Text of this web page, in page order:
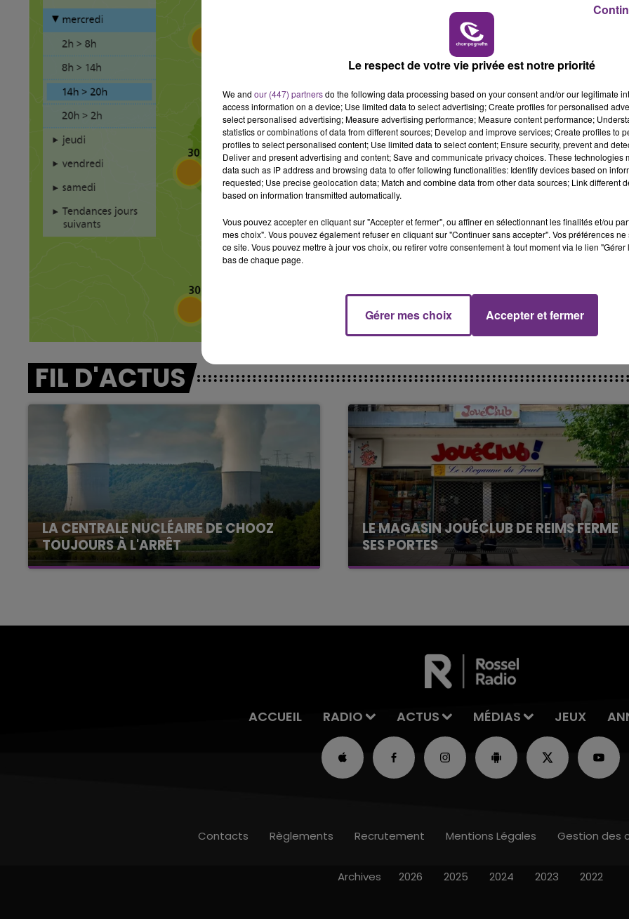
LE CLUB CHAMPAGNE FM LA POP MACHINE - CHAMPAGNE FM
FIL D'ACTUS
LA CENTRALE NUCLÉAIRE DE CHOOZ
TOUJOURS À L'ARRÊT
Cela fait déjà une semaine que la centrale
LE MAGASIN JOUÉCLUB DE REIMS FERME
SES PORTES
C'était l'une des institutions du centre-ville
LA RADIO POP
CHAMPAGNE FM
ACCUEIL RADIO ACTUS MÉDIAS JEUX
Contacts Règlements Recrutement Mentions Légales Gestion des
Archives 2026 2025 2024 2023 2022
Le respect de votre vie privée est notre priorité
We and our (447) partnersdo the following data processing based on your consent and/or our legitimate
access information on a device; Use limited data to select advertising; Create profiles for personalised
select personalised advertising; Measure advertising performance; Measure content performance;
statistics or combinations of data from different sources; Develop and improve services; Create profiles to
profiles to select personalised content; Use limited data to select content; Ensure security, prevent and
Deliver and present advertising and content; Save and communicate privacy choices. These technologies
data such as IP address and browsing data to offer following functionalities: Identify devices based on
requested; Use precise geolocation data; Match and combine data from other data sources; Link different
based on information transmitted automatically.
Vous pouvez accepter en cliquant sur "Accepter et fermer", ou affiner en sélectionnant les finalités et/ou
mes choix". Vous pouvez également refuser en cliquant sur "Continuer sans accepter". Vos préférences
ce site. Vous pouvez mettre à jour vos choix, ou retirer votre consentement à tout moment via le lien
bas de chaque page.
Gérer mes choix Accepter et fermer